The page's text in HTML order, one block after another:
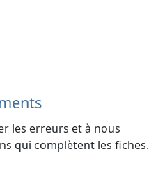
les erreurs et à nous
qui complètent les fiches.